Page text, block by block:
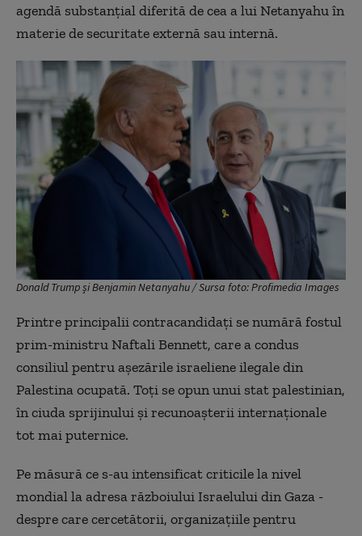
agendă substanțial diferită de cea a lui Netanyahu în
materie de securitate externă sau internă.
Donald Trump și Benjamin Netanyahu / Sursa foto: Profimedia Images
Printre principalii contracandidați se numără fostul
prim-ministru Naftali Bennett, care a condus
consiliul pentru așezările israeliene ilegale din
Palestina ocupată. Toți se opun unui stat palestinian,
în ciuda sprijinului și recunoașterii internaționale
tot mai puternice.
Pe măsură ce s-au intensificat criticile la nivel
mondial la adresa războiului Israelului din Gaza -
despre care cercetătorii, organizațiile pentru